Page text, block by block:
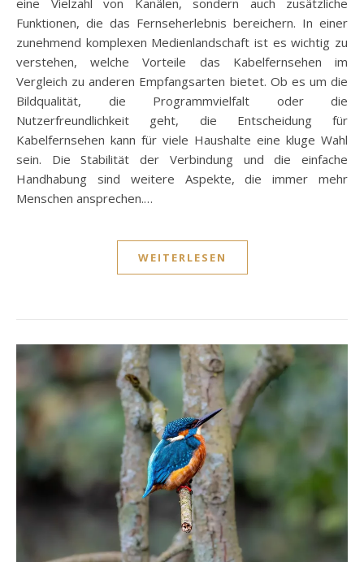
Funktionen, die das Fernseherlebnis bereichern. In einer
zunehmend komplexen Medienlandschaft ist es wichtig zu
verstehen, welche Vorteile das Kabelfernsehen im
Vergleich zu anderen Empfangsarten bietet. Ob es um die
Bildqualität, die Programmvielfalt oder die
Nutzerfreundlichkeit geht, die Entscheidung für
Kabelfernsehen kann für viele Haushalte eine kluge Wahl
sein. Die Stabilität der Verbindung und die einfache
Handhabung sind weitere Aspekte, die immer mehr
Menschen ansprechen.…
WEITERLESEN